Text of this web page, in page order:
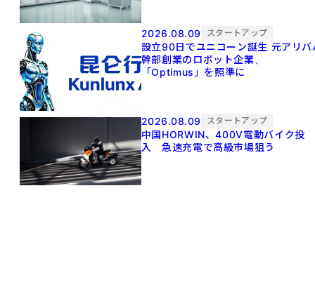
2026.08.09 スタートアップ
設立90日でユニコーン誕生 元アリババ
幹部創業のロボット企業、
「Optimus」を照準に
2026.08.09 スタートアップ
中国HORWIN、400V電動バイク投
入 急速充電で高級市場狙う